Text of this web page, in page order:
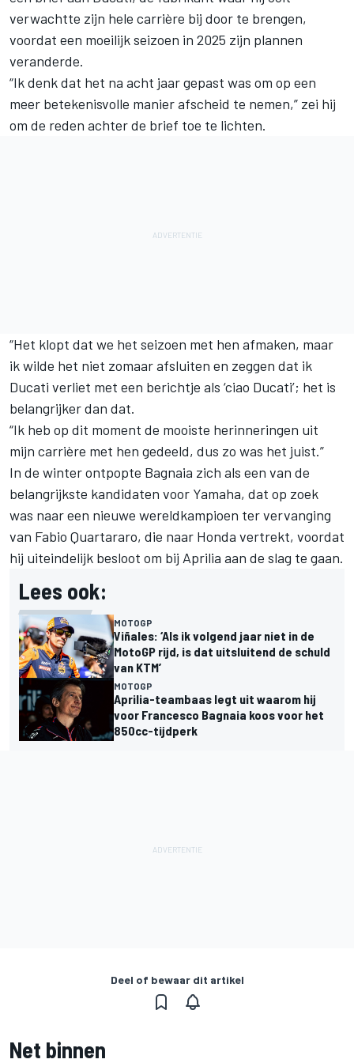
verwachtte zijn hele carrière bij door te brengen,
voordat een moeilijk seizoen in 2025 zijn plannen
veranderde.
“Ik denk dat het na acht jaar gepast was om op een
meer betekenisvolle manier afscheid te nemen,” zei hij
om de reden achter de brief toe te lichten.
“Het klopt dat we het seizoen met hen afmaken, maar
ik wilde het niet zomaar afsluiten en zeggen dat ik
Ducati verliet met een berichtje als ‘ciao Ducati’; het is
belangrijker dan dat.
“Ik heb op dit moment de mooiste herinneringen uit
mijn carrière met hen gedeeld, dus zo was het juist.”
In de winter ontpopte Bagnaia zich als een van de
belangrijkste kandidaten voor Yamaha, dat op zoek
was naar een nieuwe wereldkampioen ter vervanging
van Fabio Quartararo, die naar Honda vertrekt, voordat
hij uiteindelijk besloot om bij Aprilia aan de slag te gaan.
Lees ook:
MOTOGP
Viñales: ‘Als ik volgend jaar niet in de
MotoGP rijd, is dat uitsluitend de schuld
van KTM’
MOTOGP
Aprilia-teambaas legt uit waarom hij
voor Francesco Bagnaia koos voor het
850cc-tijdperk
Deel of bewaar dit artikel
Net binnen